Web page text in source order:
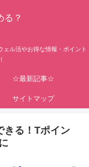
る？
ル活やお得な情報・ポイント
☆最新記事☆
サイトマップ
きる！Tポイン